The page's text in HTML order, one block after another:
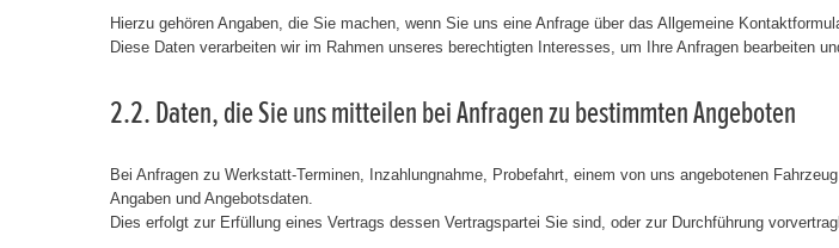
Hierzu gehören Angaben, die Sie machen, wenn Sie uns eine Anfrage über das Allgemeine
Diese Daten verarbeiten wir im Rahmen unseres berechtigten Interesses, um Ihre Anfragen bearbeiten
2.2. Daten, die Sie uns mitteilen bei Anfragen zu bestimmten Angeboten
Bei Anfragen zu Werkstatt-Terminen, Inzahlungnahme, Probefahrt, einem von uns angebotenen
Angaben und Angebotsdaten.
Dies erfolgt zur Erfüllung eines Vertrags dessen Vertragspartei Sie sind, oder zur Durchführung